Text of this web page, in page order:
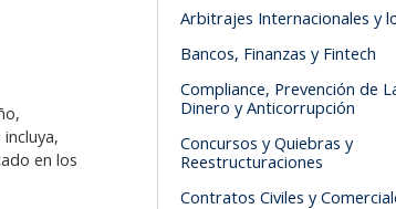
en los
Arbitrajes Internacionales y
Bancos, Finanzas y Fintech
Compliance, Prevención de
Dinero y Anticorrupción
Concursos y Quiebras y
Reestructuraciones
Contratos Civiles y